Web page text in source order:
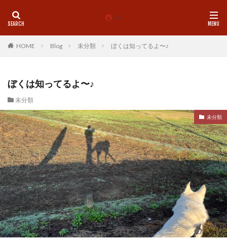
HOME Blog 未分類 ぼくは知ってるよ〜♪
ぼくは知ってるよ〜♪
未分類
未分類
カテゴリー
タグ
想念
挑戦 整体
新しい物事をスムーズに
新月
歩く 気付き 気功 珈琲
痛み
基礎トレ
盛岡 神社 脳と腸
腰痛
腸内環境
自己紹介 自律神経
足首
身体の使い方
身体を変える 運動
青森市
食
姿勢 地に足つける
MENU
ペアセッション
Pilates
Studio水木
お年玉企画
お香 クラニオ
グループレッスン
スケジュール
スタジオ
ダイエット